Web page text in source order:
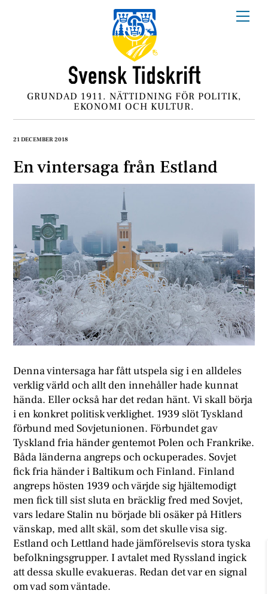
GRUNDAD 1911. NÄTTIDNING FÖR POLITIK,
EKONOMI OCH KULTUR.
21 DECEMBER 2018
En vintersaga från Estland
Denna vintersaga har fått utspela sig i en alldeles
verklig värld och allt den innehåller hade kunnat
hända. Eller också har det redan hänt. Vi skall börja
i en konkret politisk verklighet. 1939 slöt Tyskland
förbund med Sovjetunionen. Förbundet gav
Tyskland fria händer gentemot Polen och Frankrike.
Båda länderna angreps och ockuperades. Sovjet
fick fria händer i Baltikum och Finland. Finland
angreps hösten 1939 och värjde sig hjältemodigt
men fick till sist sluta en bräcklig fred med Sovjet,
vars ledare Stalin nu började bli osäker på Hitlers
vänskap, med allt skäl, som det skulle visa sig.
Estland och Lettland hade jämförelsevis stora tyska
befolkningsgrupper. I avtalet med Ryssland ingick
att dessa skulle evakueras. Redan det var en signal
om vad som väntade.